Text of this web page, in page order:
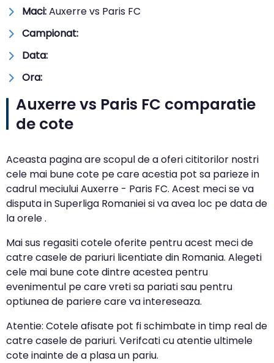
Maci:Auxerre vs Paris FC
Campionat:
Data:
Ora:
Auxerre vs Paris FC comparatie
de cote
Aceasta pagina are scopul de a oferi cititorilor nostri
cele mai bune cote pe care acestia pot sa parieze in
cadrul meciului Auxerre - Paris FC. Acest meci se va
disputa in Superliga Romaniei si va avea loc pe data de
la orele .
Mai sus regasiti cotele oferite pentru acest meci de
catre casele de pariuri licentiate din Romania. Alegeti
cele mai bune cote dintre acestea pentru
evenimentul pe care vreti sa pariati sau pentru
optiunea de pariere care va intereseaza.
Atentie: Cotele afisate pot fi schimbate in timp real de
catre casele de pariuri. Verifcati cu atentie ultimele
cote inainte de a plasa un pariu.